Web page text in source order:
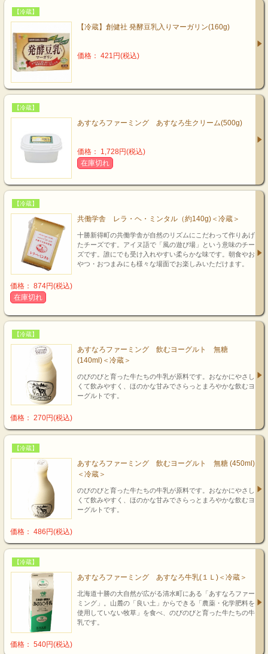
【冷蔵】
【冷蔵】創健社 発酵豆乳入りマーガリン(160g)
価格： 421円(税込)
【冷蔵】
あすなろファーミング あすなろ生クリーム(500g)
価格： 1,728円(税込)
在庫切れ
【冷蔵】
共働学舎 レラ・ヘ・ミンタル（約140g)＜冷蔵＞
十勝新得町の共働学舎が自然のリズムにこだわって作りあげ
たチーズです。アイヌ語で「風の遊び場」という意味のチー
ズです。誰にでも受け入れやすい柔らかな味です。朝食やお
やつ・おつまみにも様々な場面でお楽しみいただけます。
価格： 874円(税込)
在庫切れ
【冷蔵】
あすなろファーミング 飲むヨーグルト 無糖
(140ml)＜冷蔵＞
のびのびと育った牛たちの牛乳が原料です。おなかにやさし
くて飲みやすく、ほのかな甘みでさらっとまろやかな飲むヨ
ーグルトです。
価格： 270円(税込)
【冷蔵】
あすなろファーミング 飲むヨーグルト 無糖 (450ml)
＜冷蔵＞
のびのびと育った牛たちの牛乳が原料です。おなかにやさし
くて飲みやすく、ほのかな甘みでさらっとまろやかな飲むヨ
ーグルトです。
価格： 486円(税込)
【冷蔵】
あすなろファーミング あすなろ牛乳(１Ｌ)＜冷蔵＞
北海道十勝の大自然が広がる清水町にある「あすなろファー
ミング」。山麓の「良い土」からできる「農薬・化学肥料を
使用していない牧草」を食べ、のびのびと育った牛たちの牛
乳です。
価格： 540円(税込)